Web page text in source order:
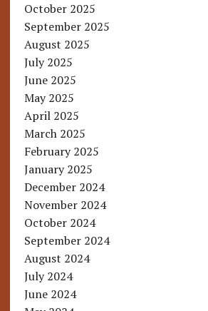
October 2025
September 2025
August 2025
July 2025
June 2025
May 2025
April 2025
March 2025
February 2025
January 2025
December 2024
November 2024
October 2024
September 2024
August 2024
July 2024
June 2024